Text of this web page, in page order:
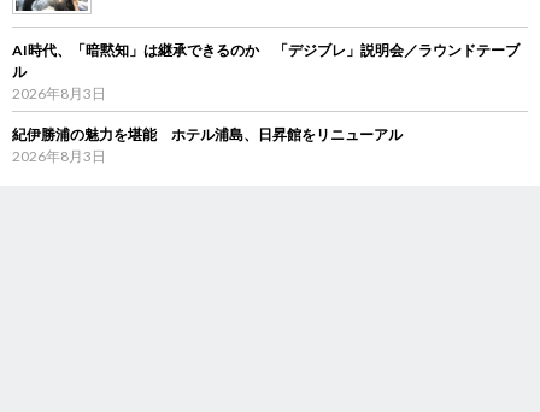
AI時代、「暗黙知」は継承できるのか 「デジブレ」説明会／ラウンドテーブ
ル
2026年8月3日
紀伊勝浦の魅力を堪能 ホテル浦島、日昇館をリニューアル
2026年8月3日